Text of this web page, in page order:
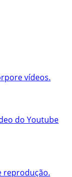
vídeos.
do Youtube
reprodução.